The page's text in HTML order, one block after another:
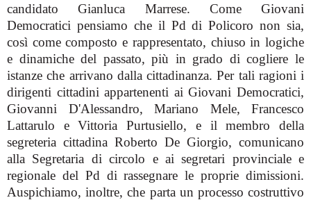
candidato Gianluca Marrese. Come Giovani
Democratici pensiamo che il Pd di Policoro non sia,
così come composto e rappresentato, chiuso in logiche
e dinamiche del passato, più in grado di cogliere le
istanze che arrivano dalla cittadinanza. Per tali ragioni i
dirigenti cittadini appartenenti ai Giovani Democratici,
Giovanni D'Alessandro, Mariano Mele, Francesco
Lattarulo e Vittoria Purtusiello, e il membro della
segreteria cittadina Roberto De Giorgio, comunicano
alla Segretaria di circolo e ai segretari provinciale e
regionale del Pd di rassegnare le proprie dimissioni.
Auspichiamo, inoltre, che parta un processo costruttivo